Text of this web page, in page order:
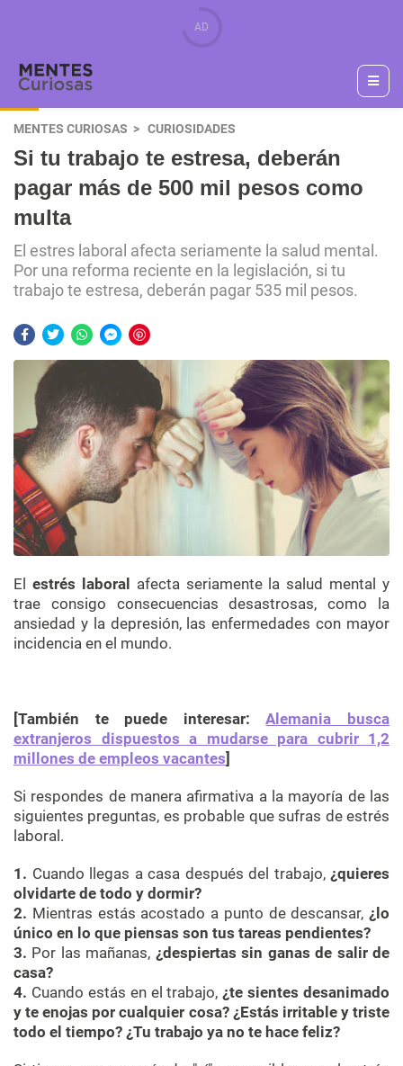
MENTES CURIOSAS CURIOSIDADES
Si tu trabajo te estresa, deberán
pagar más de 500 mil pesos como
multa
El estres laboral afecta seriamente la salud mental.
Por una reforma reciente en la legislación, si tu
trabajo te estresa, deberán pagar 535 mil pesos.
El estrés laboral
afecta seriamente la salud mental y
trae consigo consecuencias desastrosas, como la
ansiedad y la depresión, las enfermedades con mayor
incidencia en el mundo.
[También te puede interesar:Alemania busca
extranjeros dispuestos a mudarse para cubrir 1,2
millones de empleos vacantes]
Si respondes de manera afirmativa a la mayoría de las
siguientes preguntas, es probable que sufras de estrés
laboral.
1. Cuando llegas a casa después del trabajo, ¿quieres
olvidarte de todo y dormir?
2. Mientras estás acostado a punto de descansar, ¿lo
único en lo que piensas son tus tareas pendientes?
3. Por las mañanas, ¿despiertas sin ganas de salir de
casa?
4. Cuando estás en el trabajo,¿te sientes desanimado
y te enojas por cualquier cosa? ¿Estás irritable y triste
todo el tiempo? ¿Tu trabajo ya no te hace feliz?